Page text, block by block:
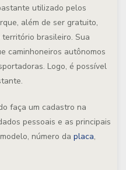
utilizado pelos
além de ser gratuito,
brasileiro. Sua
caminhoneiros autônomos
Logo, é possível
faça um cadastro na
pessoais e as principais
número da placa,